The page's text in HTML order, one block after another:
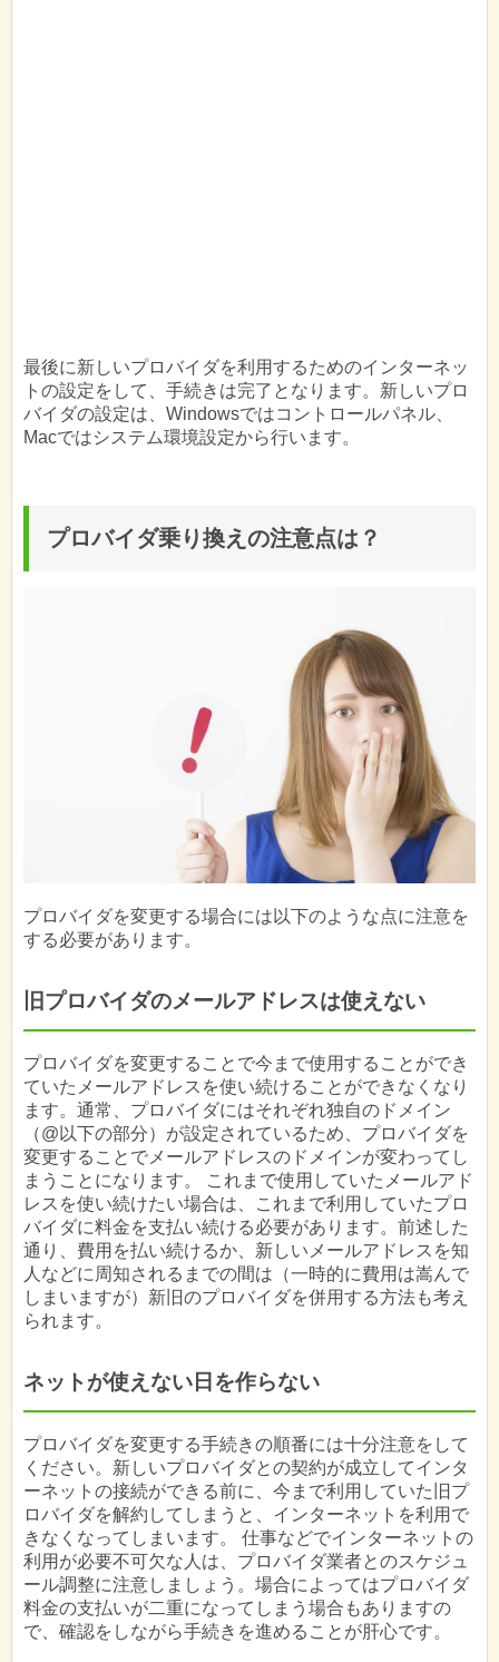
最後に新しいプロバイダを利用するためのインターネッ
トの設定をして、手続きは完了となります。新しいプロ
バイダの設定は、Windowsではコントロールパネル、
Macではシステム環境設定から行います。
プロバイダ乗り換えの注意点は？
プロバイダを変更する場合には以下のような点に注意を
する必要があります。
旧プロバイダのメールアドレスは使えない
プロバイダを変更することで今まで使用することができ
ていたメールアドレスを使い続けることができなくなり
ます。通常、プロバイダにはそれぞれ独自のドメイン
（@以下の部分）が設定されているため、プロバイダを
変更することでメールアドレスのドメインが変わってし
まうことになります。 これまで使用していたメールアド
レスを使い続けたい場合は、これまで利用していたプロ
バイダに料金を支払い続ける必要があります。前述した
通り、費用を払い続けるか、新しいメールアドレスを知
人などに周知されるまでの間は（一時的に費用は嵩んで
しまいますが）新旧のプロバイダを併用する方法も考え
られます。
ネットが使えない日を作らない
プロバイダを変更する手続きの順番には十分注意をして
ください。新しいプロバイダとの契約が成立してインタ
ーネットの接続ができる前に、今まで利用していた旧プ
ロバイダを解約してしまうと、インターネットを利用で
きなくなってしまいます。 仕事などでインターネットの
利用が必要不可欠な人は、プロバイダ業者とのスケジュ
ール調整に注意しましょう。場合によってはプロバイダ
料金の支払いが二重になってしまう場合もありますの
で、確認をしながら手続きを進めることが肝心です。